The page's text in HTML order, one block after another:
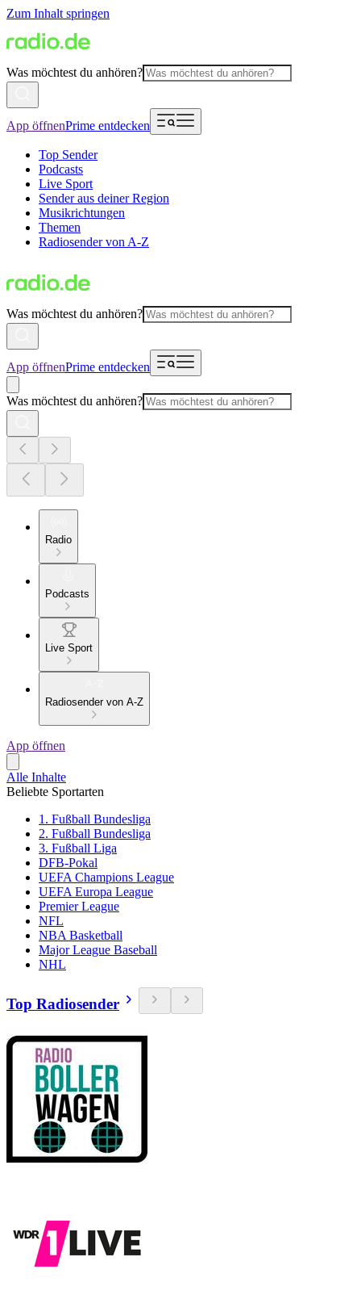
Zum Inhalt springen
Was möchtest du anhören?
App öffnenPrime entdecken
Top Sender
Podcasts
Live Sport
Sender aus deiner Region
Musikrichtungen
Themen
Radiosender von A-Z
Was möchtest du anhören?
App öffnenPrime entdecken
Was möchtest du anhören?
Radio
Podcasts
Live Sport
Radiosender von A-Z
App öffnen
Alle Inhalte
Beliebte Sportarten
1. Fußball Bundesliga
2. Fußball Bundesliga
3. Fußball Liga
DFB-Pokal
UEFA Champions League
UEFA Europa League
Premier League
NFL
NBA Basketball
Major League Baseball
NHL
Top Radiosender